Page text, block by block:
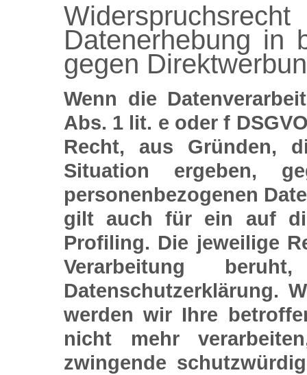
Datenerhebung in
gegen
Wenn die
Abs. 1 lit. e oder f
Recht, aus Gründen,
Situation ergeben,
personenbezogenen
gilt auch für ein auf
Profiling. Die jeweilige
Verarbeitung
Datenschutzerklärung.
werden wir Ihre
nicht mehr
zwingende